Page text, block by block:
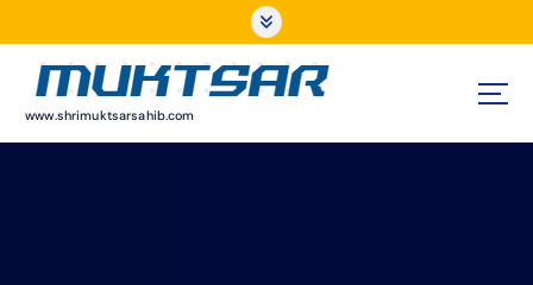
o
www.shrimuktsarsahib.com